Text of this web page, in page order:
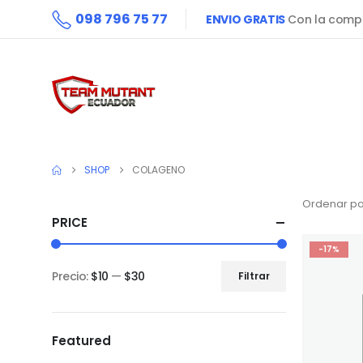
098 796 75 77 ENVIO GRATISCon la
SHOP COLAGENO
Ordenar
-17%
PRICE
mínimo
máximo
Filtrar
Precio: $10 — $30
Featured